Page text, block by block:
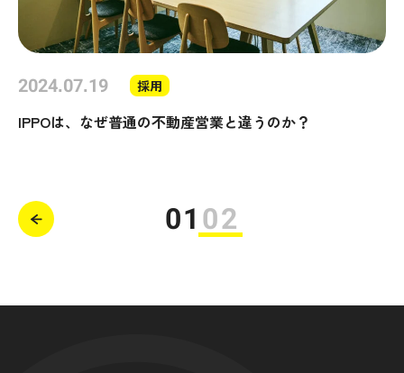
2024.07.19 採用
IPPOは、なぜ普通の不動産営業と違うのか？
01 02